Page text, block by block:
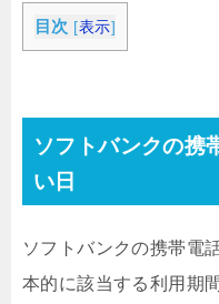
目次 [表示]
ソフトバンクの携
い日
ソフトバンクの携帯電
本的に該当する利用期